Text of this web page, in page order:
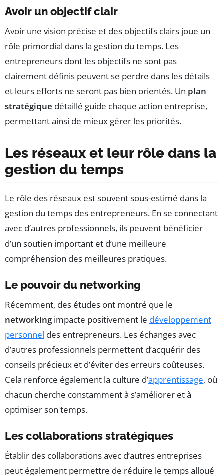
Avoir un objectif clair
Avoir une vision précise et des objectifs clairs joue un
rôle primordial dans la gestion du temps. Les
entrepreneurs dont les objectifs ne sont pas
clairement définis peuvent se perdre dans les détails
et leurs efforts ne seront pas bien orientés. Un plan
stratégique détaillé guide chaque action entreprise,
permettant ainsi de mieux gérer les priorités.
Les réseaux et leur rôle dans la
gestion du temps
Le rôle des réseaux est souvent sous-estimé dans la
gestion du temps des entrepreneurs. En se connectant
avec d’autres professionnels, ils peuvent bénéficier
d’un soutien important et d’une meilleure
compréhension des meilleures pratiques.
Le pouvoir du networking
Récemment, des études ont montré que le
networkingimpacte positivement le développement
personnel des entrepreneurs. Les échanges avec
d’autres professionnels permettent d’acquérir des
conseils précieux et d’éviter des erreurs coûteuses.
Cela renforce également la culture d’apprentissage, où
chacun cherche constamment à s’améliorer et à
optimiser son temps.
Les collaborations stratégiques
Établir des collaborations avec d’autres entreprises
peut également permettre de réduire le temps alloué